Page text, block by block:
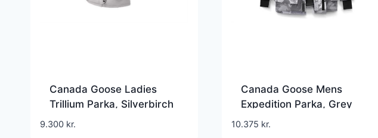
Canada Goose Ladies
Trillium Parka, Silverbirch
9.300 kr.
Canada Goose Mens
Expedition Parka, Grey
Brush Camo
10.375 kr.